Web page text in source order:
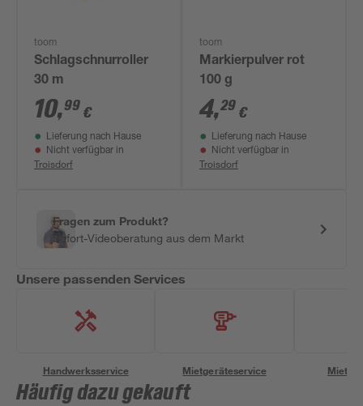
toom
Schlagschnurroller
30 m
10,99 €
Lieferung nach Hause
Nicht verfügbar in
Troisdorf
toom
Markierpulver rot
100 g
4,29 €
Lieferung nach Hause
Nicht verfügbar in
Troisdorf
Fragen zum Produkt?
Sofort-Videoberatung aus dem Markt
Unsere passenden Services
Handwerksservice Mietgeräteservice
Häufig dazu gekauft